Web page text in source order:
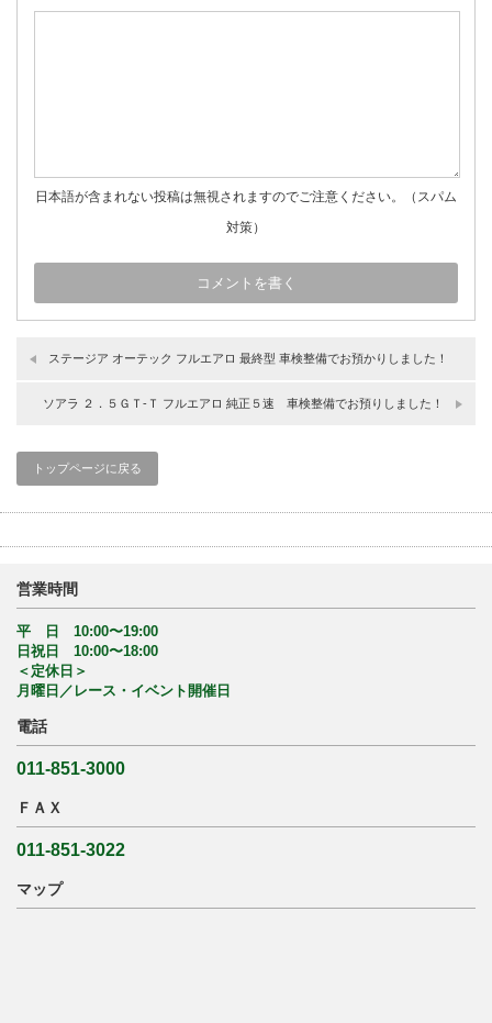
日本語が含まれない投稿は無視されますのでご注意ください。（スパム
対策）
ステージア オーテック フルエアロ 最終型 車検整備でお預かりしました！
ソアラ ２．５ＧＴ‐Ｔ フルエアロ 純正５速 車検整備でお預りしました！
トップページに戻る
営業時間
平 日 10:00〜19:00
日祝日 10:00〜18:00
＜定休日＞
月曜日／レース・イベント開催日
電話
011-851-3000
ＦＡＸ
011-851-3022
マップ